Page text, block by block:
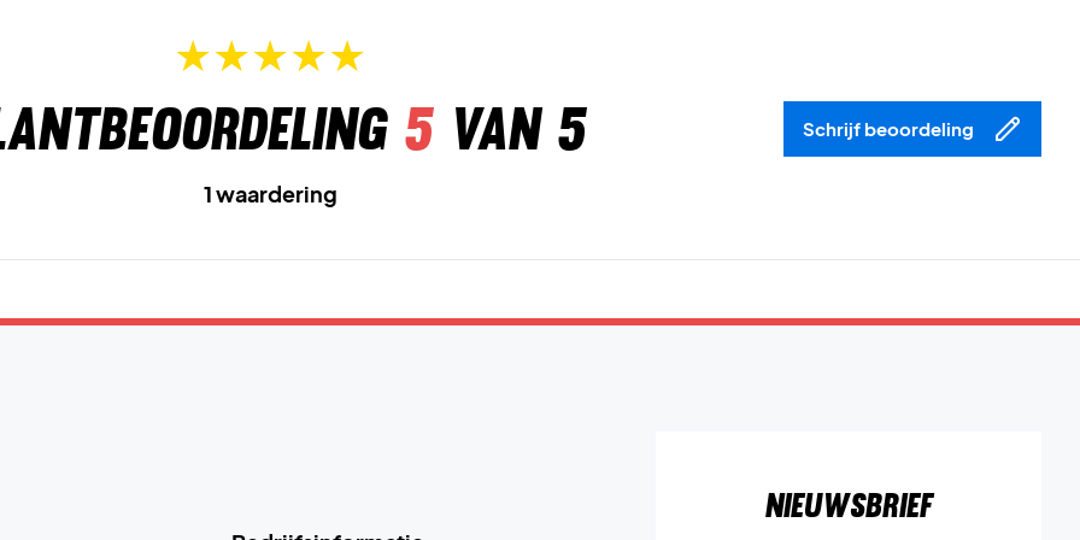
5van 5 Schrijf beoordeling
1 waardering
Nieuwsbrief